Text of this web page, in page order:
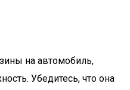
на автомобиль,
Убедитесь, что она